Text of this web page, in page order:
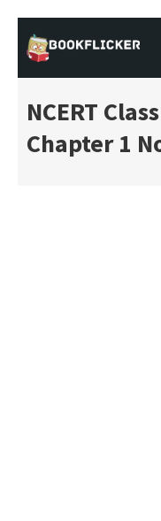
to
content
Gateway To Future
NCERT
Chapter 1